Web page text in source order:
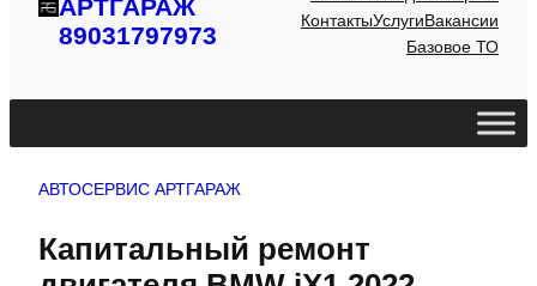
АРТГАРАЖ
89031797973
КонтактыУслугиВакансии
Базовое ТО
АВТОСЕРВИС АРТГАРАЖ
Капитальный ремонт